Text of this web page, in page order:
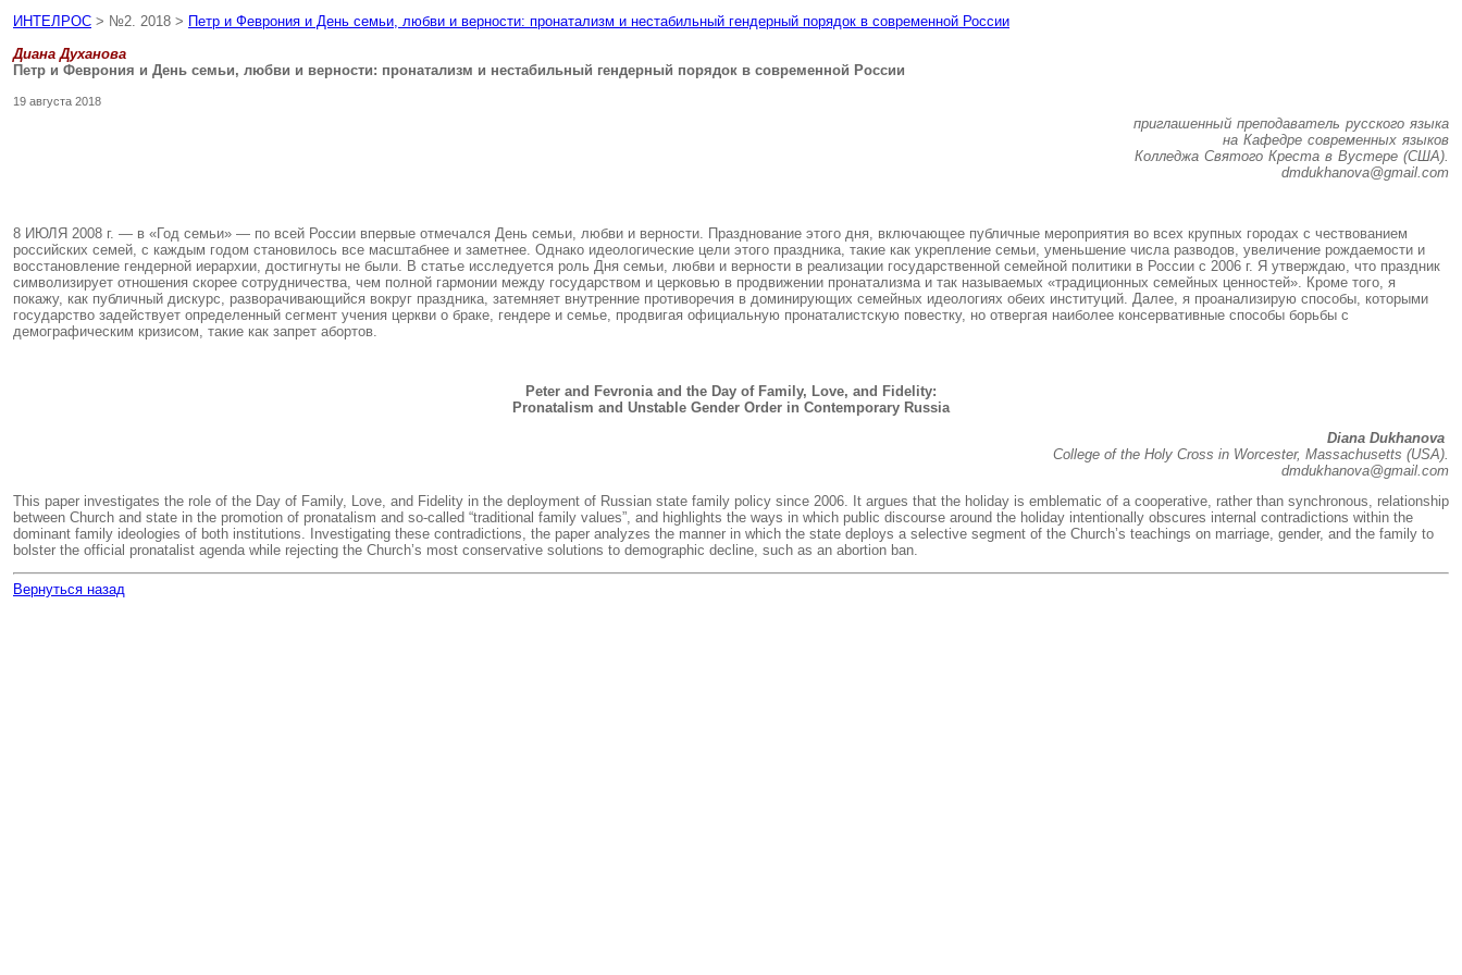
ИНТЕЛРОС > №2. 2018 > Петр и Феврония и День семьи, любви и верности: пронатализм и нестабильный гендерный порядок в современной России
Диана Духанова
Петр и Феврония и День семьи, любви и верности: пронатализм и нестабильный гендерный порядок в современной России
19 августа 2018
приглашенный преподаватель русского языка
на Кафедре современных языков
Колледжа Святого Креста в Вустере (США).
dmdukhanova@gmail.com
8 ИЮЛЯ 2008 г. — в «Год семьи» — по всей России впервые отмечался День семьи, любви и верности. Празднование этого дня, включающее публичные мероприятия во всех крупных городах с чествованием
российских семей, с каждым годом становилось все масштабнее и заметнее. Однако идеологические цели этого праздника, такие как укрепление семьи, уменьшение числа разводов, увеличение рождаемости и
восстановление гендерной иерархии, достигнуты не были. В статье исследуется роль Дня семьи, любви и верности в реализации государственной семейной политики в России с 2006 г. Я утверждаю, что праздник
символизирует отношения скорее сотрудничества, чем полной гармонии между государством и церковью в продвижении пронатализма и так называемых «традиционных семейных ценностей». Кроме того, я
покажу, как публичный дискурс, разворачивающийся вокруг праздника, затемняет внутренние противоречия в доминирующих семейных идеологиях обеих институций. Далее, я проанализирую способы, которыми
государство задействует определенный сегмент учения церкви о браке, гендере и семье, продвигая официальную пронаталистскую повестку, но отвергая наиболее консервативные способы борьбы с
демографическим кризисом, такие как запрет абортов.
Peter and Fevronia and the Day of Family, Love, and Fidelity:
Pronatalism and Unstable Gender Order in Contemporary Russia
Diana Dukhanova
College of the Holy Cross in Worcester, Massachusetts (USA).
dmdukhanova@gmail.com
This paper investigates the role of the Day of Family, Love, and Fidelity in the deployment of Russian state family policy since 2006. It argues that the holiday is emblematic of a cooperative, rather than synchronous, relationship
between Church and state in the promotion of pronatalism and so-called “traditional family values”, and highlights the ways in which public discourse around the holiday intentionally obscures internal contradictions within the
dominant family ideologies of both institutions. Investigating these contradictions, the paper analyzes the manner in which the state deploys a selective segment of the Church’s teachings on marriage, gender, and the family to
bolster the official pronatalist agenda while rejecting the Church’s most conservative solutions to demographic decline, such as an abortion ban.
Вернуться назад